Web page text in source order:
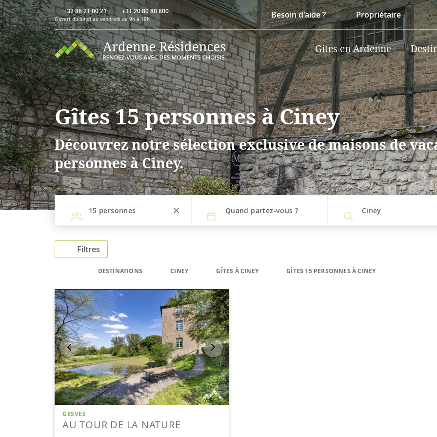
+32 86 21 00 21| +31 20 80 80 800
Ouvert du lundi au vendredi de 9h à 18h Besoin d'aide ? Propriétaire
Gites en Ardenne
Gîtes 15 personnes à Ciney
Découvrez notre sélection exclusive de maisons de
personnes à Ciney.
15 personnes Quand partez-vous ? Ciney
Filtres
DESTINATIONS CINEY GÎTES À CINEY GÎTES 15 PERSONNES À CINEY